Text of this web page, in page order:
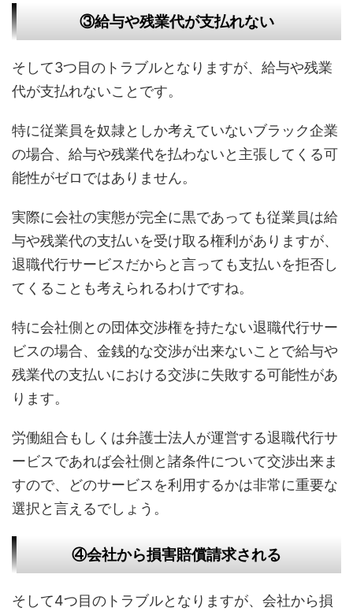
③給与や残業代が支払れない
そして3つ目のトラブルとなりますが、給与や残業
代が支払れないことです。
特に従業員を奴隷としか考えていないブラック企業
の場合、給与や残業代を払わないと主張してくる可
能性がゼロではありません。
実際に会社の実態が完全に黒であっても従業員は給
与や残業代の支払いを受け取る権利がありますが、
退職代行サービスだからと言っても支払いを拒否し
てくることも考えられるわけですね。
特に会社側との団体交渉権を持たない退職代行サー
ビスの場合、金銭的な交渉が出来ないことで給与や
残業代の支払いにおける交渉に失敗する可能性があ
ります。
労働組合もしくは弁護士法人が運営する退職代行サ
ービスであれば会社側と諸条件について交渉出来ま
すので、どのサービスを利用するかは非常に重要な
選択と言えるでしょう。
④会社から損害賠償請求される
そして4つ目のトラブルとなりますが、会社から損